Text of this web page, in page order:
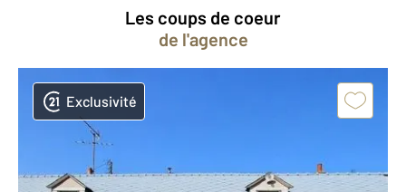
Les coups de coeur
de l'agence
Exclusivité